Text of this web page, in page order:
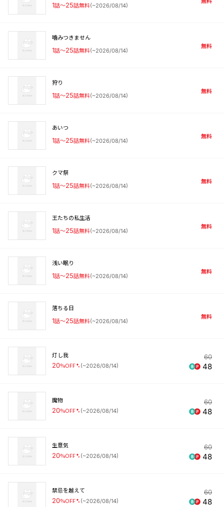
1話〜25話無料(~2026/08/14)
噛みつきません
1話〜25話無料(~2026/08/14)
無料
狩り
1話〜25話無料(~2026/08/14)
無料
あいつ
1話〜25話無料(~2026/08/14)
無料
クマ祭
1話〜25話無料(~2026/08/14)
無料
王たちの私生活
1話〜25話無料(~2026/08/14)
無料
浅い眠り
1話〜25話無料(~2026/08/14)
無料
落ちる日
1話〜25話無料(~2026/08/14)
無料
灯し我
20%OFF (~2026/08/14)
60
48
魔物
20%OFF (~2026/08/14)
60
48
生意気
20%OFF (~2026/08/14)
60
48
禁忌を越えて
20%OFF (~2026/08/14)
60
48